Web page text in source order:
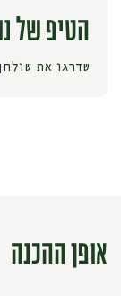
הטיפ של
שדרגו את
אופן ההכנה